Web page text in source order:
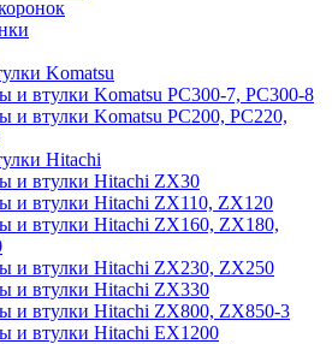
Komatsu
и втулки Komatsu PC300-7, PC300-8
и втулки Komatsu PC200, PC220,
Hitachi
и втулки Hitachi ZX30
и втулки Hitachi ZX110, ZX120
и втулки Hitachi ZX160, ZX180,
и втулки Hitachi ZX230, ZX250
и втулки Hitachi ZX330
и втулки Hitachi ZX800, ZX850-3
и втулки Hitachi EX1200